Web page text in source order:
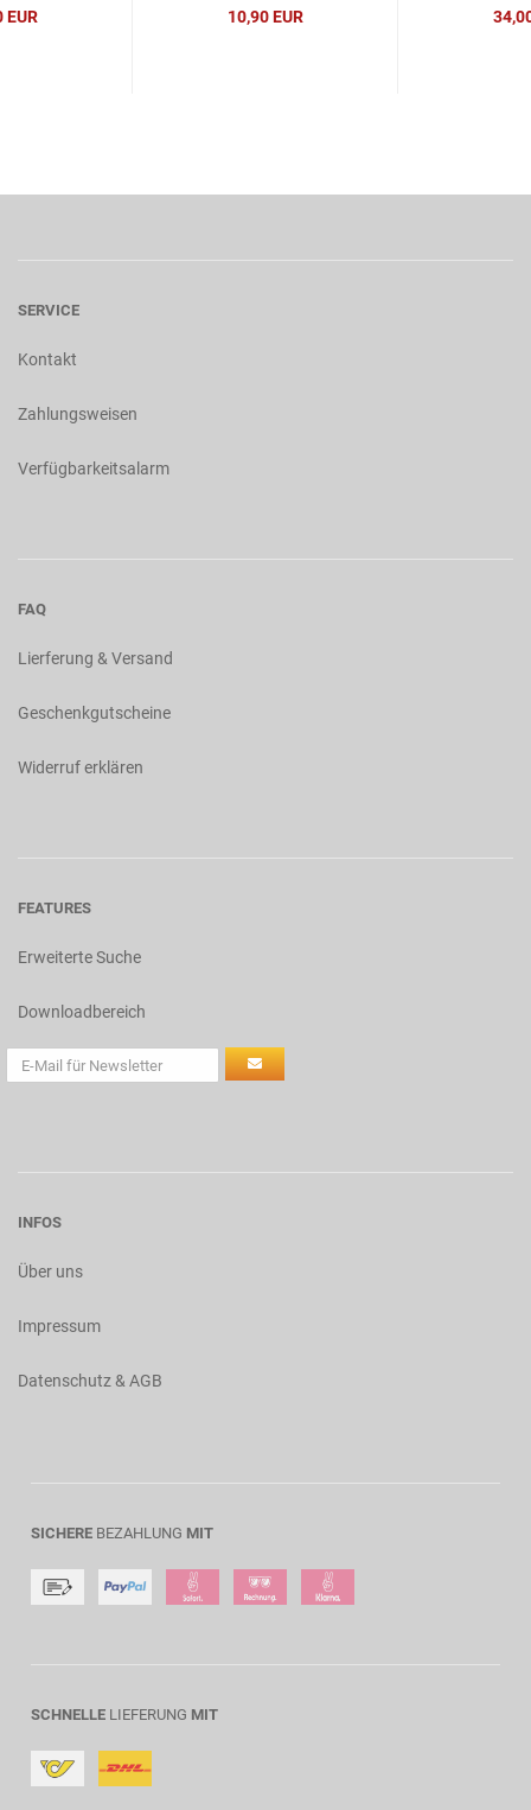
EUR 10,90 EUR
SERVICE
Kontakt
Zahlungsweisen
Verfügbarkeitsalarm
FAQ
Lierferung & Versand
Geschenkgutscheine
Widerruf erklären
FEATURES
Erweiterte Suche
Downloadbereich
INFOS
Über uns
Impressum
Datenschutz & AGB
SICHERE BEZAHLUNG MIT
SCHNELLE LIEFERUNG MIT